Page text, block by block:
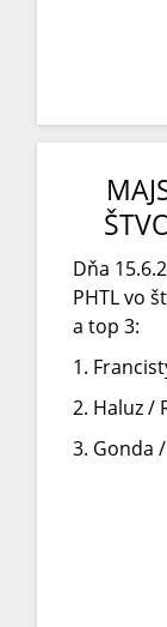
Dňa
PHTL vo
a top 3:
1.
2. Haluz /
3. Gonda